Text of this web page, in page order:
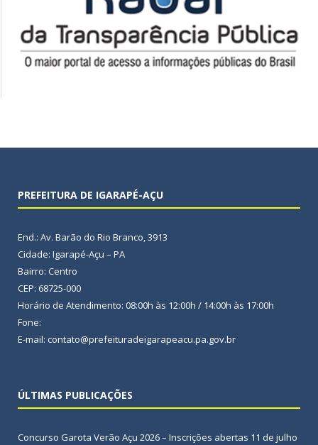
PREFEITURA DE IGARAPÉ-AÇU
End.: Av. Barão do Rio Branco, 3913
Cidade: Igarapé-Açu – PA
Bairro: Centro
CEP: 68725-000
Horário de Atendimento: 08:00h às 12:00h / 14:00h às 17:00h
Fone:
E-mail: contato@prefeituradeigarapeacu.pa.gov.br
ÚLTIMAS PUBLICAÇÕES
Concurso Garota Verão Açu 2026 – Inscrições abertas 11 de julho